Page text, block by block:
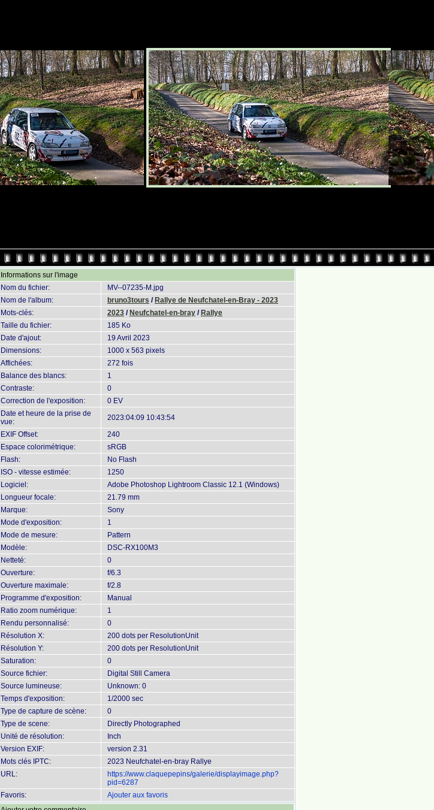
Informations sur l'image
Nom du fichier:
MV--07235-M.jpg
Nom de l'album:
bruno3tours / Rallye de Neufchatel-en-Bray - 2023
Mots-clés:
2023 / Neufchatel-en-bray / Rallye
Taille du fichier:
185 Ko
Date d'ajout:
19 Avril 2023
Dimensions:
1000 x 563 pixels
Affichées:
272 fois
Balance des blancs:
1
Contraste:
0
Correction de l'exposition:
0 EV
Date et heure de la prise de
vue:
2023:04:09 10:43:54
EXIF Offset:
240
Espace colorimétrique:
sRGB
Flash:
No Flash
ISO - vitesse estimée:
1250
Logiciel:
Adobe Photoshop Lightroom Classic 12.1 (Windows)
Longueur focale:
21.79 mm
Marque:
Sony
Mode d'exposition:
1
Mode de mesure:
Pattern
Modèle:
DSC-RX100M3
Netteté:
0
Ouverture:
f/6.3
Ouverture maximale:
f/2.8
Programme d'exposition:
Manual
Ratio zoom numérique:
1
Rendu personnalisé:
0
Résolution X:
200 dots per ResolutionUnit
Résolution Y:
200 dots per ResolutionUnit
Saturation:
0
Source fichier:
Digital Still Camera
Source lumineuse:
Unknown: 0
Temps d'exposition:
1/2000 sec
Type de capture de scène:
0
Type de scene:
Directly Photographed
Unité de résolution:
Inch
Version EXIF:
version 2.31
Mots clés IPTC:
2023 Neufchatel-en-bray Rallye
URL:
https://www.claquepepins/galerie/displayimage.php?
pid=6287
Favoris:
Ajouter aux favoris